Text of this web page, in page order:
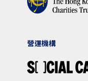
營運機構